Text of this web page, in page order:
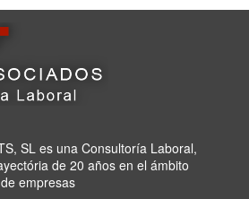
SL es una Consultoría Laboral,
de 20 años en el ámbito
empresas